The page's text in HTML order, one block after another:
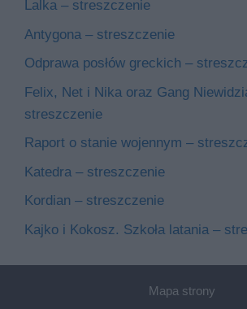
Lalka – streszczenie
Antygona – streszczenie
Odprawa posłów greckich –
Felix, Net i Nika oraz Gang
streszczenie
Raport o stanie wojennym –
Katedra – streszczenie
Kordian – streszczenie
Kajko i Kokosz. Szkoła latania –
Mapa strony